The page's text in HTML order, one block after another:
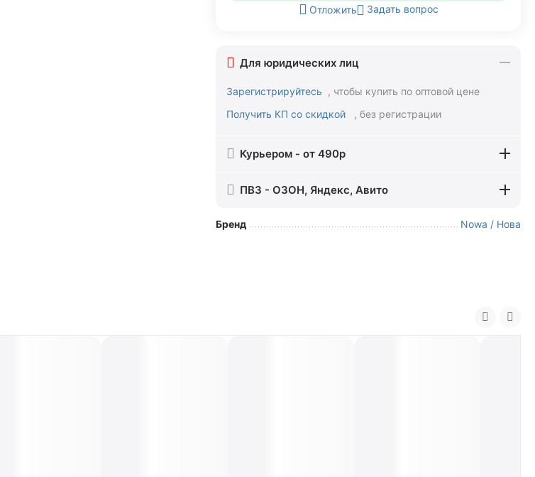
Отложить Задать вопрос
Для юридических лиц
Зарегистрируйтесь , чтобы купить по оптовой цене
Получить КП со скидкой
, без регистрации
Курьером - от 490р
ПВЗ - ОЗОН, Яндекс, Авито
Бренд Nowa / Нова